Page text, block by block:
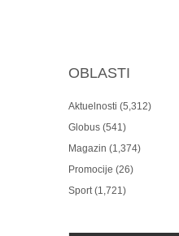
OBLASTI
Aktuelnosti (5,312)
Globus (541)
Magazin (1,374)
Promocije (26)
Sport(1,721)